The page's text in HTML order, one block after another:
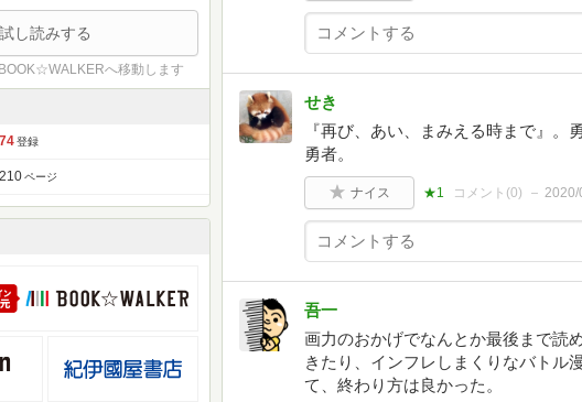
試し読みする
へ移動します
74 登録
210 ページ
せき
『再び、あい、まみえる時まで』
勇者。
ナイス ★1 コメント(0) 2020/
吾一
画力のおかげでなんとか最後まで読
きたり、インフレしまくりなバトル
て、終わり方は良かった。